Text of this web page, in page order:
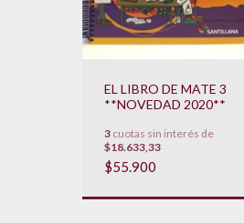
EL LIBRO DE MATE 3
**NOVEDAD 2020**
3 cuotas sin interés de
$18.633,33
$55.900